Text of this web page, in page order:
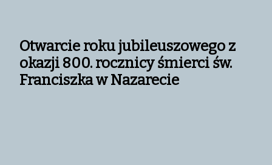
Otwarcie roku jubileuszowego z
okazji 800. rocznicy śmierci św.
Franciszka w Nazarecie